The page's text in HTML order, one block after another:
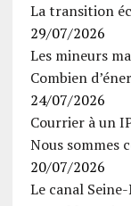
La transition
29/07/2026
Les mineurs
Combien
24/07/2026
Courrier à un
Nous sommes
20/07/2026
Le canal